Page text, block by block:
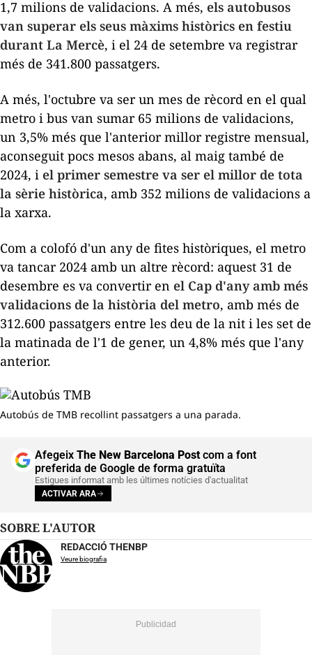
1,7 milions de validacions. A més, els autobusos
van superar els seus màxims històrics en festiu
durant La Mercè, i el 24 de setembre va registrar
més de 341.800 passatgers.
A més, l'octubre va ser un mes de rècord en el qual
metro i bus van sumar 65 milions de validacions,
un 3,5% més que l'anterior millor registre mensual,
aconseguit pocs mesos abans, al maig també de
2024, i el primer semestre va ser el millor de tota
la sèrie històrica, amb 352 milions de validacions a
la xarxa.
Com a colofó d'un any de fites històriques, el metro
va tancar 2024 amb un altre rècord: aquest 31 de
desembre es va convertir en el Cap d'any amb més
validacions de la història del metro, amb més de
312.600 passatgers entre les deu de la nit i les set de
la matinada de l'1 de gener, un 4,8% més que l'any
anterior.
Autobús de TMB recollint passatgers a una parada.
Afegeix The New Barcelona Postcom a font
preferida de Google de forma gratuïta
Estigues informat amb les últimes notícies d'actualitat
ACTIVAR ARA
SOBRE L'AUTOR
REDACCIÓ THENBP
Veure biografia